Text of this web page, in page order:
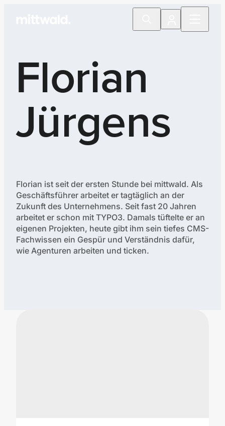
Florian
Jürgens
Florian ist seit der ersten Stunde bei mittwald. Als
Geschäftsführer arbeitet er tagtäglich an der
Zukunft des Unternehmens. Seit fast 20 Jahren
arbeitet er schon mit TYPO3. Damals tüftelte er an
eigenen Projekten, heute gibt ihm sein tiefes CMS-
Fachwissen ein Gespür und Verständnis dafür,
wie Agenturen arbeiten und ticken.